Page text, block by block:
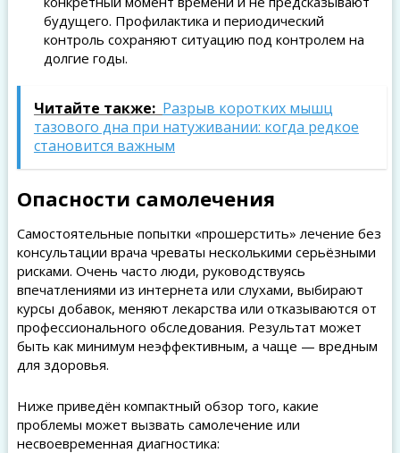
будущего. Профилактика и периодический
контроль сохраняют ситуацию под контролем на
долгие годы.
Читайте также: Разрыв коротких мышц
тазового дна при натуживании: когда редкое
становится важным
Опасности самолечения
Самостоятельные попытки «прошерстить» лечение без
консультации врача чреваты несколькими серьёзными
рисками. Очень часто люди, руководствуясь
впечатлениями из интернета или слухами, выбирают
курсы добавок, меняют лекарства или отказываются от
профессионального обследования. Результат может
быть как минимум неэффективным, а чаще — вредным
для здоровья.
Ниже приведён компактный обзор того, какие
проблемы может вызвать самолечение или
несвоевременная диагностика: